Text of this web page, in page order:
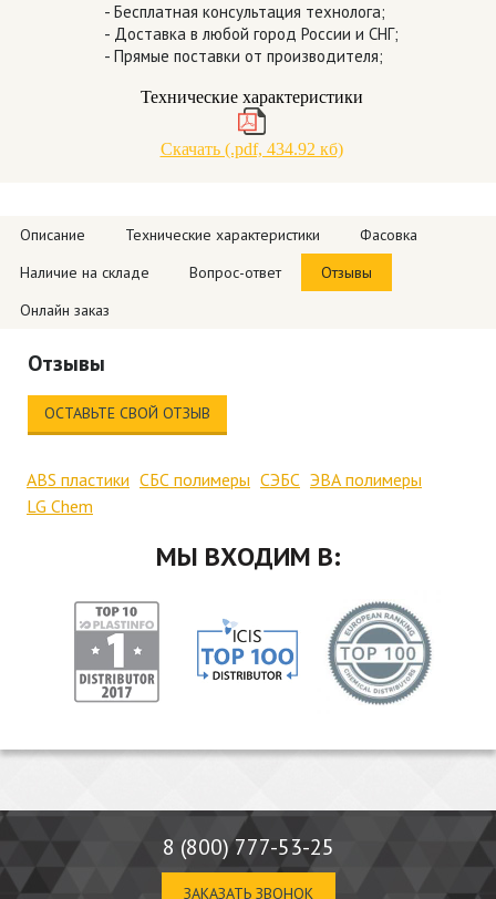
- Бесплатная консультация технолога;
- Доставка в любой город России и СНГ;
- Прямые поставки от производителя;
Технические характеристики
Скачать (.pdf, 434.92 кб)
Описание Технические характеристики
Фасовка
Наличие на складе
Вопрос-ответ
Отзывы
Онлайн заказ
Отзывы
ОСТАВЬТЕ СВОЙ ОТЗЫВ
ABS пластики СБС полимеры СЭБС ЭВА полимеры
LG Chem
МЫ ВХОДИМ В:
8 (800) 777-53-25
ЗАКАЗАТЬ ЗВОНОК